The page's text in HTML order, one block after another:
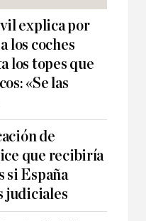
explica por
los coches
los topes que
«Se las
de
que recibiría
si España
judiciales